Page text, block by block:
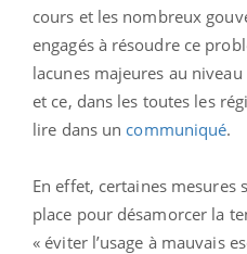
cours et les nombreux
engagés à résoudre ce
lacunes majeures au
et ce, dans les toutes les
lire dans un communiqué.
En effet, certaines mesures
place pour désamorcer la
« éviter l’usage à mauvais